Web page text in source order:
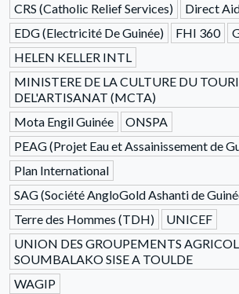
CRS (Catholic Relief Services)
Direct
EDG (Electricité De Guinée)
FHI 360
HELEN KELLER INTL
MINISTERE DE LA CULTURE DU
DEL'ARTISANAT (MCTA)
Mota Engil Guinée
ONSPA
PEAG (Projet Eau et Assainissement de
Plan International
SAG (Société AngloGold Ashanti de
Terre des Hommes (TDH)
UNICEF
UNION DES GROUPEMENTS
SOUMBALAKO SISE A TOULDE
WAGIP